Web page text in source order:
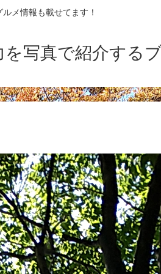
メ情報も載せてます！
を写真で紹介する